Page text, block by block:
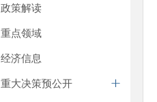
政策解读
重点领域
经济信息
重大决策预公开